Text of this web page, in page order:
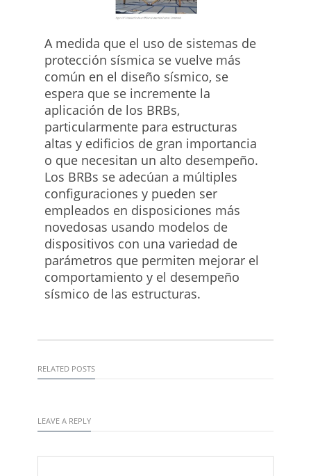
A medida que el uso de sistemas de
protección sísmica se vuelve más
común en el diseño sísmico, se
espera que se incremente la
aplicación de los BRBs,
particularmente para estructuras
altas y edificios de gran importancia
o que necesitan un alto desempeño.
Los BRBs se adecúan a múltiples
configuraciones y pueden ser
empleados en disposiciones más
novedosas usando modelos de
dispositivos con una variedad de
parámetros que permiten mejorar el
comportamiento y el desempeño
sísmico de las estructuras.
RELATED POSTS
LEAVE A REPLY